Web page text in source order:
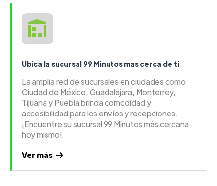
Ubica la sucursal 99 Minutos mas cerca de ti
La amplia red de sucursales en ciudades como
Ciudad de México, Guadalajara, Monterrey,
Tijuana y Puebla brinda comodidad y
accesibilidad para los envíos y recepciones.
¡Encuentre su sucursal 99 Minutos más cercana
hoy mismo!
Ver más